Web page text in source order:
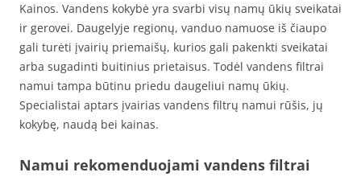
Kainos. Vandens kokybė yra svarbi visų namų ūkių sveikatai
ir gerovei. Daugelyje regionų, vanduo namuose iš čiaupo
gali turėti įvairių priemaišų, kurios gali pakenkti sveikatai
arba sugadinti buitinius prietaisus. Todėl vandens filtrai
namui tampa būtinu priedu daugeliui namų ūkių.
Specialistai aptars įvairias vandens filtrų namui rūšis, jų
kokybę, naudą bei kainas.
Namui rekomenduojami vandens filtrai